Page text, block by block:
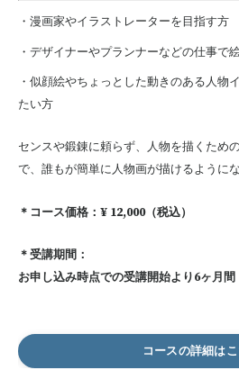
・漫画家やイラストレーターを目指す方
・デザイナーやプランナーなどの仕事で
・似顔絵やちょっとした動きのある人物
たい方
センスや鍛錬に頼らず、人物を描くため
で、誰もが簡単に人物画が描けるように
＊コース価格：¥ 12,000（税込）
＊受講期間：
お申し込み時点での受講開始より6ヶ月間
コースの詳細は